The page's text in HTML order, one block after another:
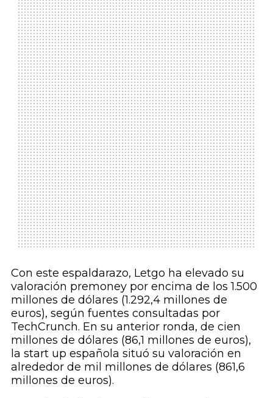
Con este espaldarazo, Letgo ha elevado su
valoración premoneypor encima de los 1.500
millones de dólares (1.292,4 millones de
euros), según fuentes consultadas por
TechCrunch. En su anterior ronda, de cien
millones de dólares (86,1 millones de euros),
la start up española situó su valoración en
alrededor de mil millones de dólares (861,6
millones de euros).